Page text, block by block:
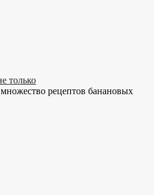
только
рецептов банановых